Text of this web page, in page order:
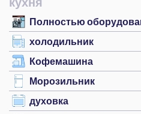
Полностью
холодильник
Кофемашина
Морозильник
духовка